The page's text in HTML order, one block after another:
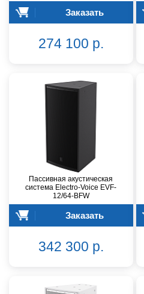
Заказать
274 100 р.
Пассивная акустическая
система Electro-Voice EVF-
12/64-BFW
Заказать
342 300 р.